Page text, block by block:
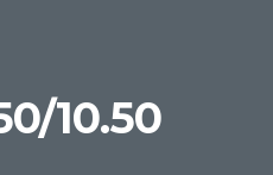
10.50